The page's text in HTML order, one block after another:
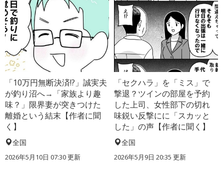
「10万円無断決済!?」誠実夫
が釣り沼へ→「家族より趣
味？」限界妻が突きつけた
離婚という結末【作者に聞
く】
全国
2026年5月10日 07:30 更新
「セクハラ」を「ミス」で
撃退？ツインの部屋を予約
した上司、女性部下の切れ
味鋭い反撃にに「スカッと
した」の声【作者に聞く】
全国
2026年5月9日 20:35 更新